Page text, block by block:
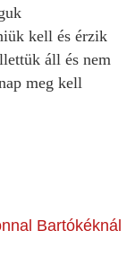
kell és érzik
áll és nem
meg kell
Bartókéknál